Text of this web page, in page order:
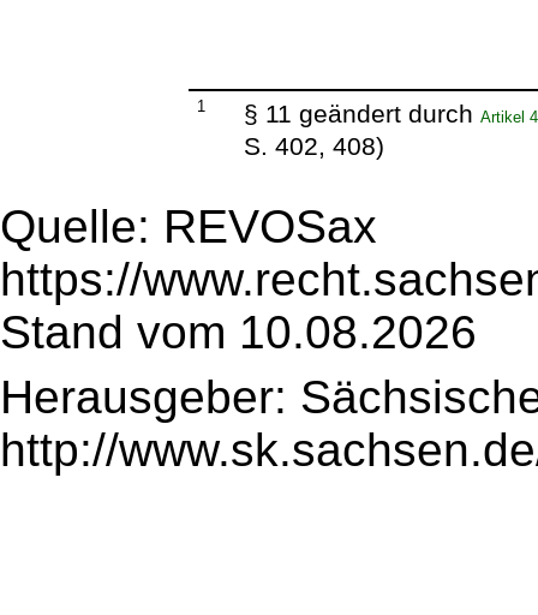
1 § 11 geändert durchArtikel
S. 402, 408)
Quelle: REVOSax
https://
Stand vom 10.08.2026
Herausgeber:
http://